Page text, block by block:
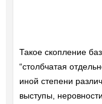
Такое скопление
“столбчатая
иной степени
выступы,